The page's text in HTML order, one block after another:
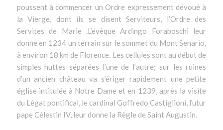
poussent à commencer un Ordre expressement dévoué à
la Vierge, dont ils se disent Serviteurs, l’Ordre des
Servites de Marie .L’évêque Ardingo Foraboschi leur
donne en 1234 un terrain sur le sommet du Mont Senario,
à environ 18 km de Florence. Les cellules sont au début de
simples huttes séparées l’une de l’autre; sur les ruines
d’un ancien château va s’ériger rapidement une petite
église intitulée à Notre Dame et en 1239, après la visite
du Légat pontifical, le cardinal Goffredo Castiglioni, futur
pape Célestin IV, leur donne la Règle de Saint Augustin.